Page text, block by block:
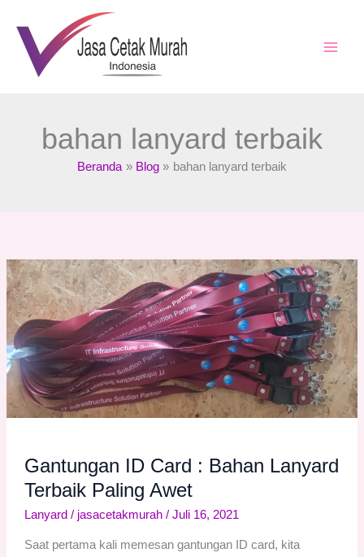
konten
bahan lanyard terbaik
Beranda Blog bahan lanyard terbaik
Gantungan ID Card : Bahan Lanyard
Terbaik Paling Awet
Lanyard / jasacetakmurah / Juli 16, 2021
Saat pertama kali memesan gantungan ID card, kita
Gantungan
ID
Card
:
Bahan
Lanyard
Terbaik
Paling